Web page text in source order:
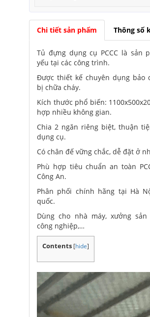
Chi tiết sản phẩm Thông số
Tủ đựng dụng cụ PCCC là sản
yếu tại các công trình.
Được thiết kế chuyên dụng bảo
bị chữa cháy.
Kích thước phổ biến:
hợp nhiều không gian.
Chia 2 ngăn riêng biệt, thuận
dụng cụ.
Có chân đế vững chắc, dễ đặt ở
Phù hợp tiêu chuẩn an toàn
Công An.
Phân phối chính hãng tại Hà
quốc.
Dùng cho nhà máy, xưởng sản
công nghiệp,…
Contents [hide]